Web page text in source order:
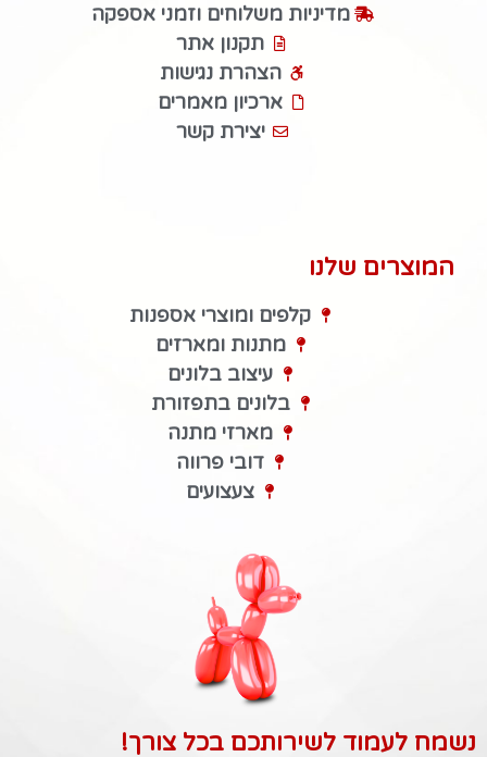
מדיניות משלוחים וזמני אספקה
תקנון אתר
הצהרת נגישות
ארכיון מאמרים
יצירת קשר
המוצרים שלנו
קלפים ומוצרי אספנות
מתנות ומארזים
עיצוב בלונים
בלונים בתפזורת
מארזי מתנה
דובי פרווה
צעצועים
נשמח לעמוד לשירותכם בכל צורך!